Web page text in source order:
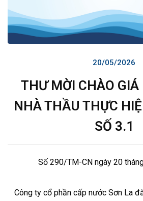
20/05/2026
THƯ MỜI CHÀO GIÁ
NHÀ THẦU THỰC
SỐ 3.1
Số 290/TM-CN ngày 20
Công ty cổ phần cấp nước Sơn La